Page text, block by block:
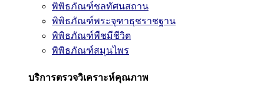
พิพิธภัณฑ์ชลทัศนสถาน
พิพิธภัณฑ์พระจุฑาธุชราชฐาน
พิพิธภัณฑ์พืชมีชีวิต
พิพิธภัณฑ์สมุนไพร
บริการตรวจวิเคราะห์คุณภาพ